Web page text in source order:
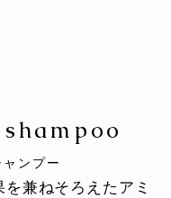
ンプー
兼ねそろえたアミ